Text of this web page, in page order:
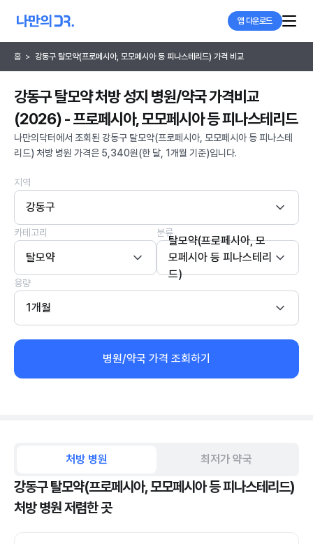
앱 다운로드
홈 > 강동구 탈모약(프로페시아, 모모페시아 등 피나스테리드) 가격 비교
강동구 탈모약 처방 성지 병원/약국 가격비교
(2026) - 프로페시아, 모모페시아 등 피나스테리드
나만의닥터에서 조회된 강동구 탈모약(프로페시아, 모모페시아 등 피나스테
리드) 처방 병원 가격은 5,340원(한 달, 1개월 기준)입니다.
지역
강동구
카테고리
탈모약
분류
탈모약(프로페시아, 모
모페시아 등 피나스테리
드)
용량
1개월
병원/약국 가격 조회하기
처방 병원 최저가 약국
강동구 탈모약(프로페시아, 모모페시아 등 피나스테리드)
처방 병원 저렴한 곳